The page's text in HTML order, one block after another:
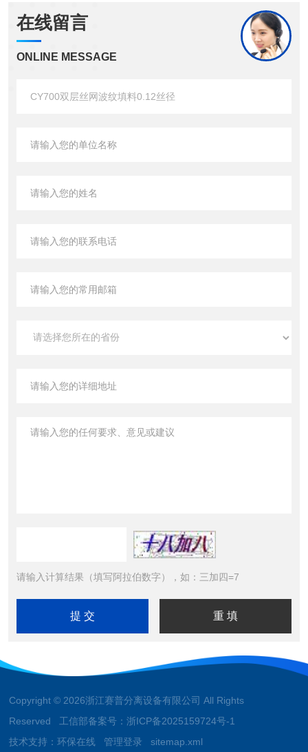
在线留言
ONLINE MESSAGE
请输入计算结果（填写阿拉伯数字），如：三加四=7
Copyright © 2026浙江赛普分离设备有限公司 All Rights
Reserved 工信部备案号：浙ICP备2025159724号-1
技术支持：环保在线 管理登录 sitemap.xml